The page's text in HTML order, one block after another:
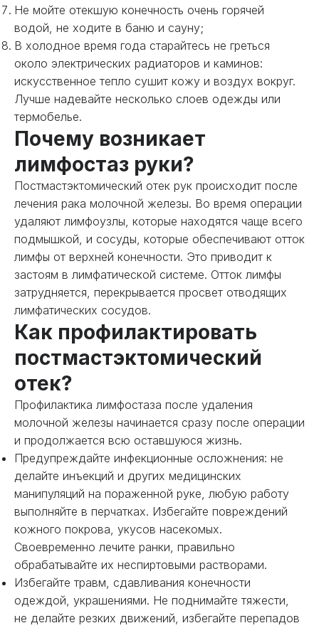
Не мойте отекшую конечность очень горячей
водой, не ходите в баню и сауну;
В холодное время года старайтесь не греться
около электрических радиаторов и каминов:
искусственное тепло сушит кожу и воздух вокруг.
Лучше надевайте несколько слоев одежды или
термобелье.
Почему возникает
лимфостаз руки?
Постмастэктомический отек рук происходит после
лечения рака молочной железы. Во время операции
удаляют лимфоузлы, которые находятся чаще всего
подмышкой, и сосуды, которые обеспечивают отток
лимфы от верхней конечности. Это приводит к
застоям в лимфатической системе. Отток лимфы
затрудняется, перекрывается просвет отводящих
лимфатических сосудов.
Как профилактировать
постмастэктомический
отек?
Профилактика лимфостаза после удаления
молочной железы начинается сразу после операции
и продолжается всю оставшуюся жизнь.
Предупреждайте инфекционные осложнения: не
делайте инъекций и других медицинских
манипуляций на пораженной руке, любую работу
выполняйте в перчатках. Избегайте повреждений
кожного покрова, укусов насекомых.
Своевременно лечите ранки, правильно
обрабатывайте их неспиртовыми растворами.
Избегайте травм, сдавливания конечности
одеждой, украшениями. Не поднимайте тяжести,
не делайте резких движений, избегайте перепадов